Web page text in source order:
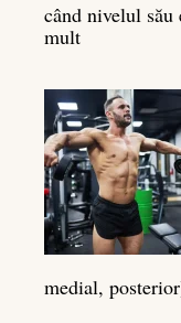
când nivelul
mult:
culturism:
Inamicul
tăcut
al
masei
musculare
medial,